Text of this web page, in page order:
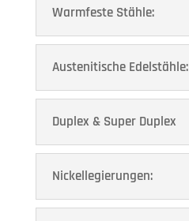
Warmfeste Stähle:
Austenitische Edelstähle:
Duplex & Super Duplex
Nickellegierungen: